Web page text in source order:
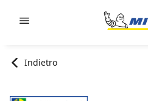
Indietro